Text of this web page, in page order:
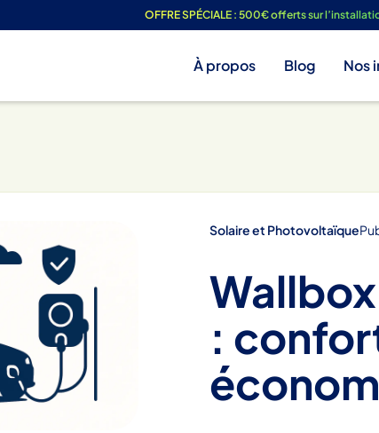
OFFRE SPÉCIALE : 500€ offerts sur
À propos Blog Nos
Solaire et Photovoltaïque
: